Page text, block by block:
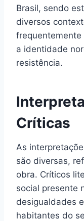
Brasil, sendo
diversos
a identidade
resistência.
Críticas
As
são diversas,
obra. Críticos
social presente
desigualdades
habitantes do